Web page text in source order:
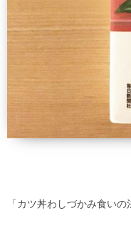
「カツ丼わしづかみ食いの